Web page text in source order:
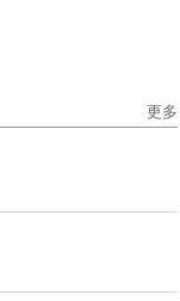
更多